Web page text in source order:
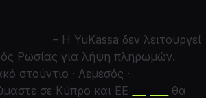
– Η YuKassa δεν λειτουργεί
Ρωσίας για λήψη πληρωμών.
στούντιο · Λεμεσός ·
σε Κύπρο και ΕΕ
θα